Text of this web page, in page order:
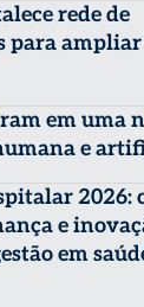
rede de
para
em uma
e
2026:
e
em